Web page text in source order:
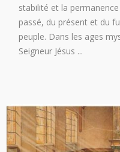
stabilité et la
passé, du présent et du
peuple. Dans les ages
Seigneur Jésus